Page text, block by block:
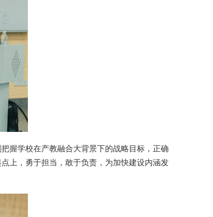
握学校在产教融合大背景下的战略目标，正确
上，勇于担当，敢于负责，为加快建设内涵发